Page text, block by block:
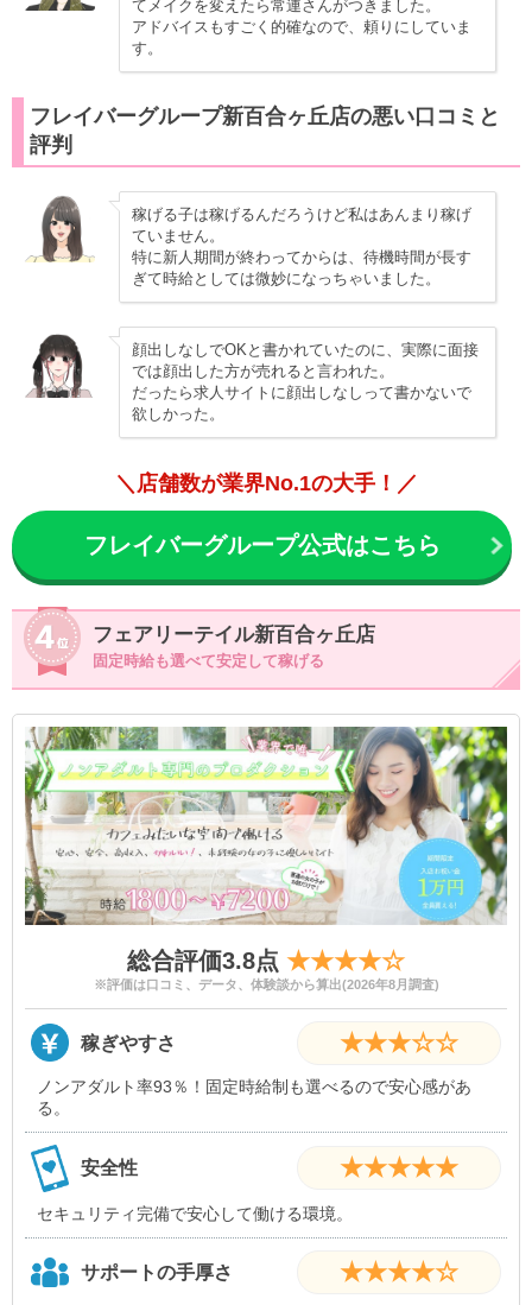
てメイクを変えたら常連さんがつきました。
アドバイスもすごく的確なので、頼りにしていま
す。
フレイバーグループ新百合ヶ丘店の悪い口コミと
評判
稼げる子は稼げるんだろうけど私はあんまり稼げ
ていません。
特に新人期間が終わってからは、待機時間が長す
ぎて時給としては微妙になっちゃいました。
顔出しなしでOKと書かれていたのに、実際に面接
では顔出した方が売れると言われた。
だったら求人サイトに顔出しなしって書かないで
欲しかった。
＼店舗数が業界No.1の大手！／
フレイバーグループ公式はこちら
フェアリーテイル新百合ヶ丘店
固定時給も選べて安定して稼げる
総合評価3.8点 ★★★★☆
※評価は口コミ、データ、体験談から算出(2026年8月調査)
稼ぎやすさ ★★★☆☆
ノンアダルト率93％！固定時給制も選べるので安心感があ
る。
安全性 ★★★★★
セキュリティ完備で安心して働ける環境。
サポートの手厚さ ★★★★☆